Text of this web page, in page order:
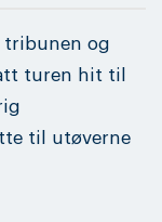
tribunen og
turen hit til
til utøverne